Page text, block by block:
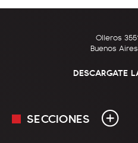
Olleros
Buenos
DESCARGATE
SECCIONES